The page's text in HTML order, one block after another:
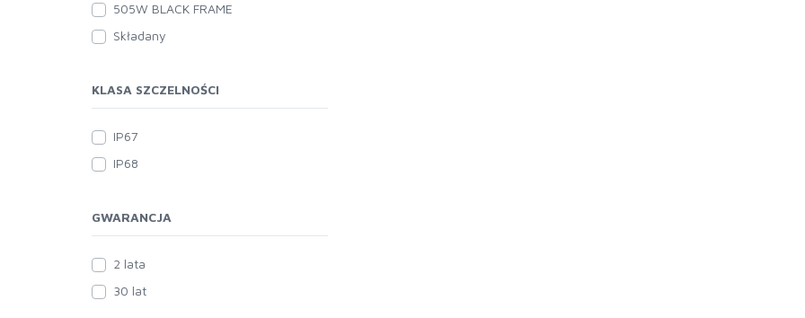
505W BLACK FRAME
Składany
KLASA SZCZELNOŚCI
IP67
IP68
GWARANCJA
2 lata
30 lat